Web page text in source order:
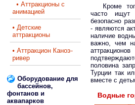
• Аттракционы с
анимацией
• Детские
аттракционы
• Аттракцион Каноэ-
ривер
Оборудование для
бассейнов,
фонтанов и
аквапарков
Кроме
часто ищут
безопасно
- являются
наличие
важно, чем
половина
Турции так
вместе с
Водные